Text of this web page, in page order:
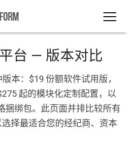
台 — 版本对比
本：$19 份额软件试用版，
起的模块化定制配置，以
捆绑包。此页面并排比较所有
择最适合您的经纪商、资本